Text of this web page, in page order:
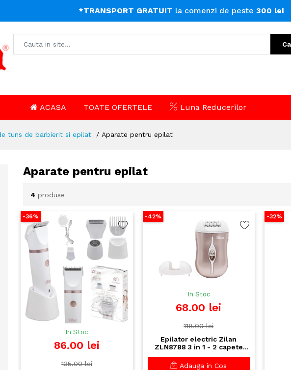
*TRANSPORT GRATUIT la comenzi de peste 300 lei
ACASA TOATE OFERTELE Luna Reducerilor
tuns de barbierit si epilat Aparate pentru epilat
Aparate pentru epilat
4 produse
-36%
In Stoc
86.00 lei
135.00 lei
-42%
In Stoc
68.00 lei
118.00 lei
Epilator electric Zilan
ZLN8788 3 in 1 - 2 capete
interschimbabile, 2 viteze,
reincarcabil USB
Adauga in Cos
-32%